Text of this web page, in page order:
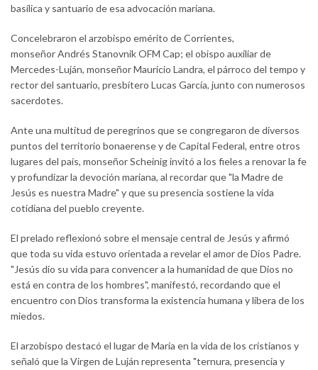
basílica y santuario de esa advocación mariana.
Concelebraron el arzobispo emérito de Corrientes,
monseñor Andrés Stanovnik OFM Cap; el obispo auxiliar de
Mercedes-Luján, monseñor Mauricio Landra, el párroco del tempo y
rector del santuario, presbítero Lucas García, junto con numerosos
sacerdotes.
Ante una multitud de peregrinos que se congregaron de diversos
puntos del territorio bonaerense y de Capital Federal, entre otros
lugares del país, monseñor Scheinig invitó a los fieles a renovar la fe
y profundizar la devoción mariana, al recordar que "la Madre de
Jesús es nuestra Madre" y que su presencia sostiene la vida
cotidiana del pueblo creyente.
El prelado reflexionó sobre el mensaje central de Jesús y afirmó
que toda su vida estuvo orientada a revelar el amor de Dios Padre.
"Jesús dio su vida para convencer a la humanidad de que Dios no
está en contra de los hombres", manifestó, recordando que el
encuentro con Dios transforma la existencia humana y libera de los
miedos.
El arzobispo destacó el lugar de María en la vida de los cristianos y
señaló que la Virgen de Luján representa "ternura, presencia y